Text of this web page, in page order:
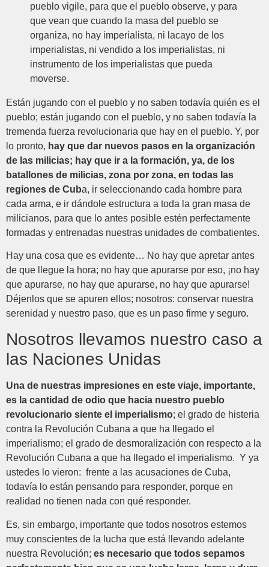
pueblo vigile, para que el pueblo observe, y para
que vean que cuando la masa del pueblo se
organiza, no hay imperialista, ni lacayo de los
imperialistas, ni vendido a los imperialistas, ni
instrumento de los imperialistas que pueda
moverse.
Están jugando con el pueblo y no saben todavía quién es el
pueblo; están jugando con el pueblo, y no saben todavía la
tremenda fuerza revolucionaria que hay en el pueblo. Y, por
lo pronto, hay que dar nuevos pasos en la organización
de las milicias; hay que ir a la formación, ya, de los
batallones de milicias, zona por zona, en todas las
regiones de Cuba, ir seleccionando cada hombre para
cada arma, e ir dándole estructura a toda la gran masa de
milicianos, para que lo antes posible estén perfectamente
formadas y entrenadas nuestras unidades de combatientes.
Hay una cosa que es evidente… No hay que apretar antes
de que llegue la hora; no hay que apurarse por eso, ¡no hay
que apurarse, no hay que apurarse, no hay que apurarse!
Déjenlos que se apuren ellos; nosotros: conservar nuestra
serenidad y nuestro paso, que es un paso firme y seguro.
Nosotros llevamos nuestro caso a
las Naciones Unidas
Una de nuestras impresiones en este viaje, importante,
es la cantidad de odio que hacia nuestro pueblo
revolucionario siente el imperialismo; el grado de histeria
contra la Revolución Cubana a que ha llegado el
imperialismo; el grado de desmoralización con respecto a la
Revolución Cubana a que ha llegado el imperialismo. Y ya
ustedes lo vieron: frente a las acusaciones de Cuba,
todavía lo están pensando para responder, porque en
realidad no tienen nada con qué responder.
Es, sin embargo, importante que todos nosotros estemos
muy conscientes de la lucha que está llevando adelante
nuestra Revolución; es necesario que todos sepamos